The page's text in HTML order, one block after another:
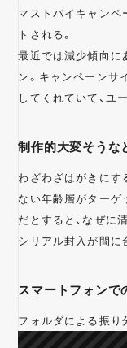
マストバイキャンペ
トされる。
最近では減少傾向に
ン。キャンペーンサ
してくれていて、ユ
制作的大変そうな
わざわざはがきにす
ない年齢層がターゲ
だとすると、なぜに
シリアル封入が間に
スマートフォンで
フォルダによる振り